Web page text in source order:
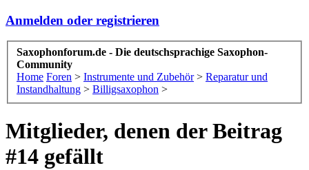
Anmelden oder registrieren
Saxophonforum.de - Die deutschsprachige Saxophon-
Community
Home Foren > Instrumente und Zubehör > Reparatur und
Instandhaltung > Billigsaxophon >
Mitglieder, denen der Beitrag
#14 gefällt